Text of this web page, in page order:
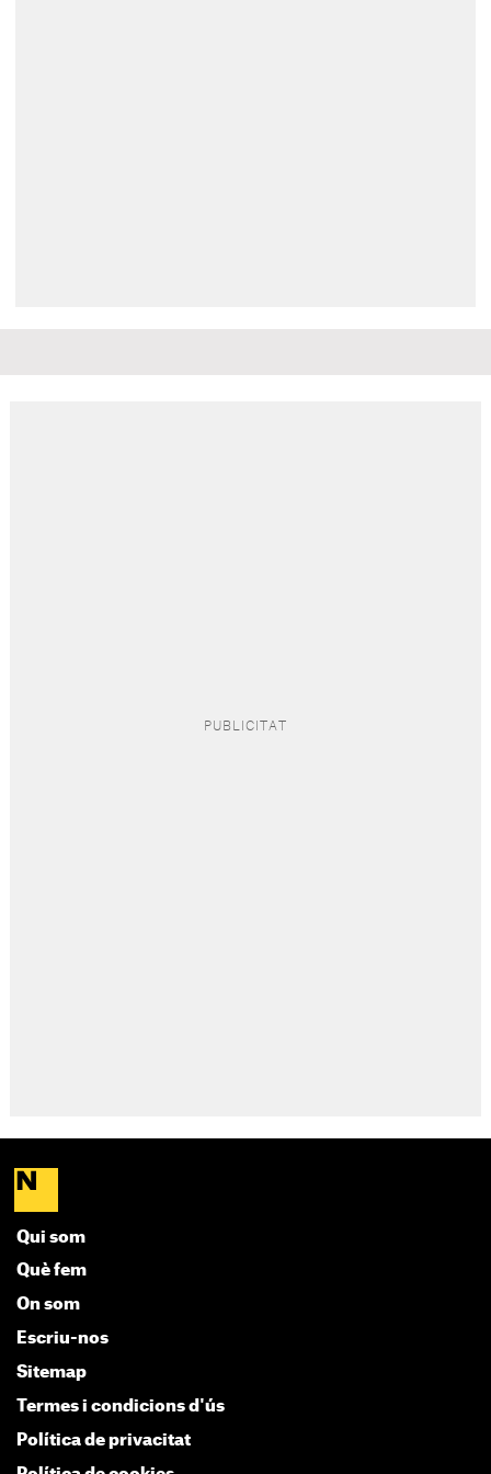
Qui som
Què fem
On som
Escriu-nos
Sitemap
Termes i condicions d'ús
Política de privacitat